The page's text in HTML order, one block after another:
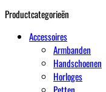
Productcategorieën
Accessoires
Armbanden
Handschoenen
Horloges